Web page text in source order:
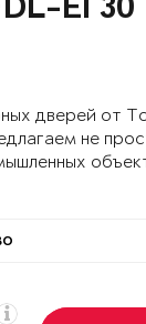
EI 30
дверей от
не